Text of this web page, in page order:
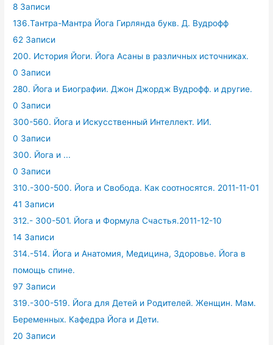
8 Записи
136.Тантра-Мантра Йога Гирлянда букв. Д. Вудрофф
62 Записи
200. История Йоги. Йога Асаны в различных источниках.
0 Записи
280. Йога и Биографии. Джон Джордж Вудрофф. и другие.
0 Записи
300-560. Йога и Искусственный Интеллект. ИИ.
0 Записи
300. Йога и ...
0 Записи
310.-300-500. Йога и Свобода. Как соотносятся. 2011-11-01
41 Записи
312.- 300-501. Йога и Формула Счастья.2011-12-10
14 Записи
314.-514. Йога и Анатомия, Медицина, Здоровье. Йога в
помощь спине.
97 Записи
319.-300-519. Йога для Детей и Родителей. Женщин. Мам.
Беременных. Кафедра Йога и Дети.
20 Записи